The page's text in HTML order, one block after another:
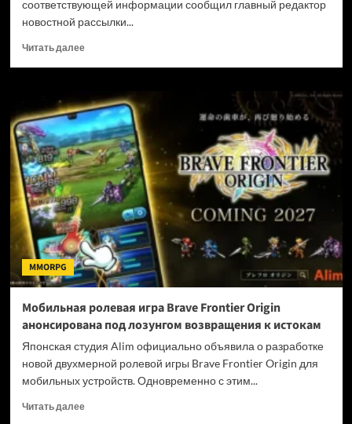
соответствующей информации сообщил главный редактор
новостной рассылки...
Читать далееПрочитать
Rare
может
стать
жертвой
реструктуризации
Xbox
разработчики
Sea
of
Thieves
под
ударом
MMORPG
Мобильная ролевая игра Brave Frontier Origin
анонсирована под лозунгом возвращения к истокам
Японская студия Alim официально объявила о разработке
новой двухмерной ролевой игры Brave Frontier Origin для
мобильных устройств. Одновременно с этим...
Читать далееПрочитать